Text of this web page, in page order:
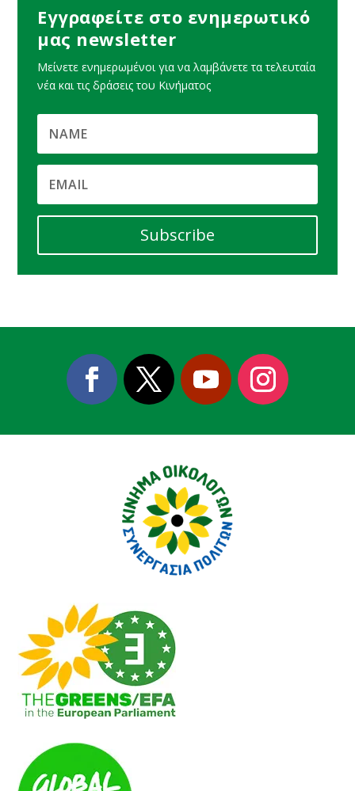
Εγγραφείτε στο ενημερωτικό
μας newsletter
Μείνετε ενημερωμένοι για να λαμβάνετε τα τελευταία
νέα και τις δράσεις του Κινήματος
Subscribe